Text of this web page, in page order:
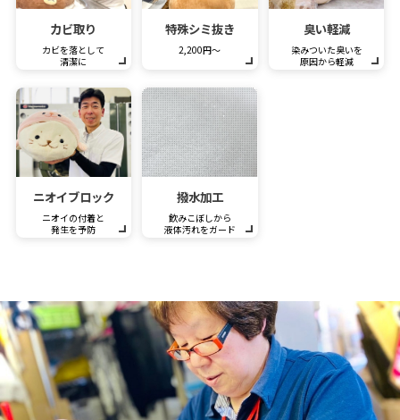
カビ取り
カビを落として
清潔に
特殊シミ抜き
2,200円～
臭い軽減
染みついた臭いを
原因から軽減
ニオイブロック
ニオイの付着と
発生を予防
撥水加工
飲みこぼしから
液体汚れをガード